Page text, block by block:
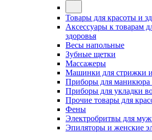
Товары для красоты и
Аксессуары к товарам
здоровья
Весы напольные
Зубные щетки
Массажеры
Машинки для стрижки
Приборы для маникюра
Приборы для укладки
Прочие товары для
Фены
Электробритвы для
Эпиляторы и женские